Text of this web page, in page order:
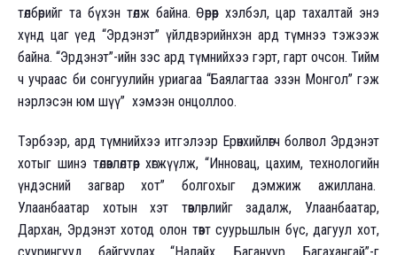
төлбөрийг та бүхэн төлж байна. Өөрөөр хэлбэл, цар тахалтай энэ
хүнд цаг үед “Эрдэнэт” үйлдвэрийнхэн ард түмнээ тэжээж
байна. “Эрдэнэт”-ийн зэс ард түмнийхээ гэрт, гарт очсон. Тийм
ч учраас би сонгуулийн уриагаа “Баялагтаа эзэн Монгол” гэж
нэрлэсэн юм шүү” хэмээн онцоллоо.
Тэрбээр, ард түмнийхээ итгэлээр Ерөнхийлөгч болвол Эрдэнэт
хотыг шинэ төлөвлөлтөөр хөгжүүлж, “Инновац, цахим, технологийн
үндэсний загвар хот” болгохыг дэмжиж ажиллана.
Улаанбаатар хотын хэт төвлөрлийг задалж, Улаанбаатар,
Дархан, Эрдэнэт хотод олон төвт суурьшлын бүс, дагуул хот,
суурингууд байгуулах “Налайх, Багануур, Багахангай”-г